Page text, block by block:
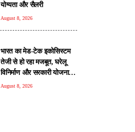
योग्यता और सैलरी
August 8, 2026
भारत का मेड-टेक इकोसिस्टम
तेजी से हो रहा मजबूत, घरेलू
विनिर्माण और सरकारी योजनाओं
से मिली नई ताकत: पीएम मोदी
August 8, 2026